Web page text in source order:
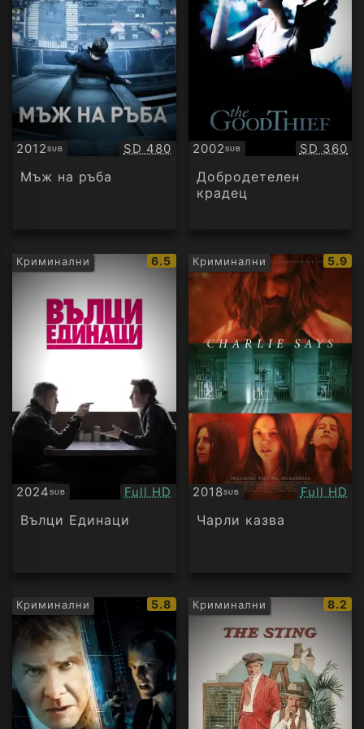
2012SUB
Субтитри Качество:
SD 480
Мъж на ръба
2002SUB
Субтитри SD 360
Добродетелен
крадец
Криминални
IMDb
рейтинг:
6.5
2024SUB
Субтитри Качество:
Full HD
Вълци Единаци
Криминални
IMDb
5.9
2018SUB
Субтитри Full HD
Чарли казва
Криминални
IMDb
рейтинг:
5.8 Криминални
IMDb
8.2